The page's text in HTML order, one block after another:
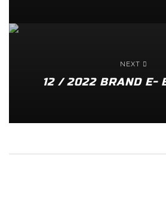
NEXT
12 / 2022 BRAND E-